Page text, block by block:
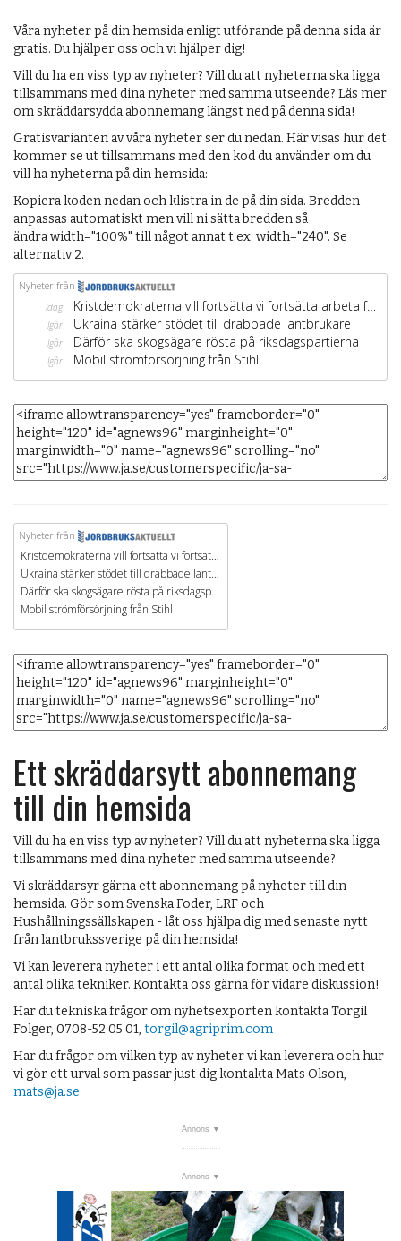
OM OSS
Våra nyheter på din hemsida enligt utförande på denna sida är
gratis. Du hjälper oss och vi hjälper dig!
Vill du ha en viss typ av nyheter? Vill du att nyheterna ska ligga
tillsammans med dina nyheter med samma utseende? Läs mer
om skräddarsydda abonnemang längst ned på denna sida!
Gratisvarianten av våra nyheter ser du nedan. Här visas hur det
kommer se ut tillsammans med den kod du använder om du
vill ha nyheterna på din hemsida:
Kopiera koden nedan och klistra in de på din sida. Bredden
anpassas automatiskt men vill ni sätta bredden så
ändra width="100%" till något annat t.ex. width="240". Se
alternativ 2.
Ett skräddarsytt abonnemang
till din hemsida
Vill du ha en viss typ av nyheter? Vill du att nyheterna ska ligga
tillsammans med dina nyheter med samma utseende?
Vi skräddarsyr gärna ett abonnemang på nyheter till din
hemsida. Gör som Svenska Foder, LRF och
Hushållningssällskapen - låt oss hjälpa dig med senaste nytt
från lantbrukssverige på din hemsida!
Vi kan leverera nyheter i ett antal olika format och med ett
antal olika tekniker. Kontakta oss gärna för vidare diskussion!
Har du tekniska frågor om nyhetsexporten kontakta Torgil
Folger, 0708-52 05 01, torgil@agriprim.com
Har du frågor om vilken typ av nyheter vi kan leverera och hur
vi gör ett urval som passar just dig kontakta Mats Olson,
mats@ja.se